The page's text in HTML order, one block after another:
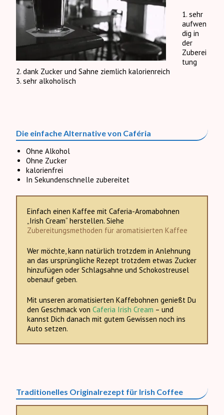
1. sehr
aufwen
dig in
der
Zuberei
tung
2. dank Zucker und Sahne ziemlich kalorienreich
3. sehr alkoholisch
Die einfache Alternative von Caféria
Ohne Alkohol
Ohne Zucker
kalorienfrei
In Sekundenschnelle zubereitet
Einfach einen Kaffee mit Caferia-Aromabohnen
„Irish Cream“ herstellen. Siehe
Zubereitungsmethoden für aromatisierten Kaffee
Wer möchte, kann natürlich trotzdem in Anlehnung
an das ursprüngliche Rezept trotzdem etwas Zucker
hinzufügen oder Schlagsahne und Schokostreusel
obenauf geben.
Mit unseren aromatisierten Kaffebohnen genießt Du
den Geschmack von Caferia Irish Cream – und
kannst Dich danach mit gutem Gewissen noch ins
Auto setzen.
Traditionelles Originalrezept für Irish Coffee